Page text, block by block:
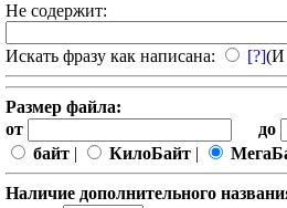
Не содержит:
Искать фразу как написана: [?](И
Размер файла:
от
до
байт | КилоБайт |
Наличие дополнительного